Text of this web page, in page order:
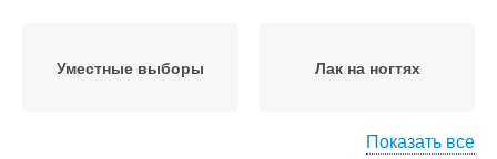
Уместные выборы Лак на ногтях
Показать все